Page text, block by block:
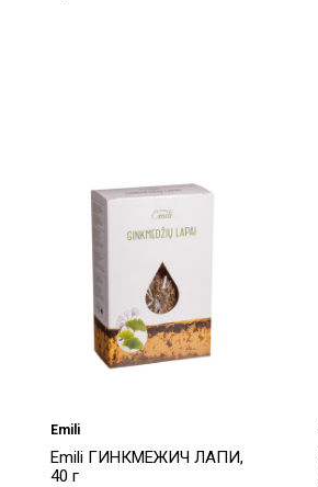
Emili
Emili ГИНКМЕЖИЧ ЛАПИ,
40 г